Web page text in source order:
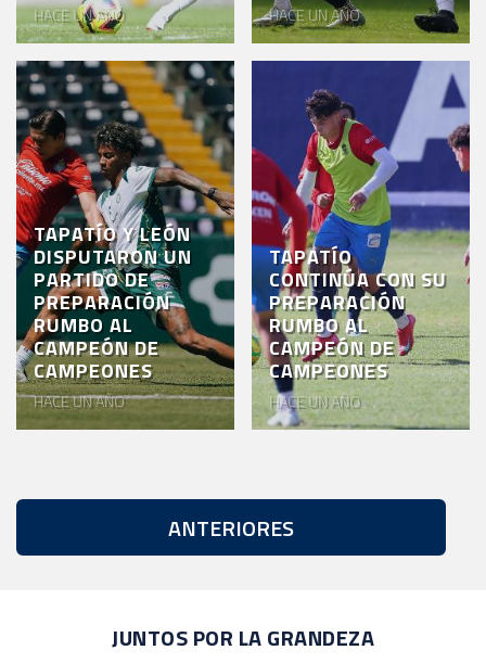
HACE UN AÑO HACE UN AÑO
TAPATÍO Y LEÓN
DISPUTARON UN
PARTIDO DE
PREPARACIÓN
RUMBO AL
CAMPEÓN DE
CAMPEONES
HACE UN AÑO
TAPATÍO
CONTINÚA CON SU
PREPARACIÓN
RUMBO AL
CAMPEÓN DE
CAMPEONES
HACE UN AÑO
ANTERIORES
JUNTOS POR LA GRANDEZA